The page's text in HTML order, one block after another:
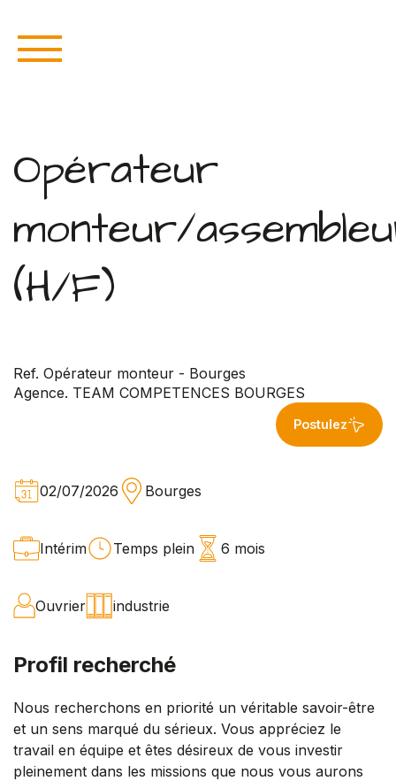
Opérateur
monteur/
(H/F)
Ref. Opérateur monteur - Bourges
Agence. TEAM COMPETENCES BOURGES
Postulez
02/07/2026 Bourges
Intérim Temps plein 6 mois
Ouvrier industrie
Profil recherché
Nous recherchons en priorité un véritable savoir-être
et un sens marqué du sérieux. Vous appréciez le
travail en équipe et êtes désireux de vous investir
pleinement dans les missions que nous vous aurons